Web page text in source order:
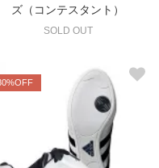
ズ（コンテスタント）
SOLD OUT